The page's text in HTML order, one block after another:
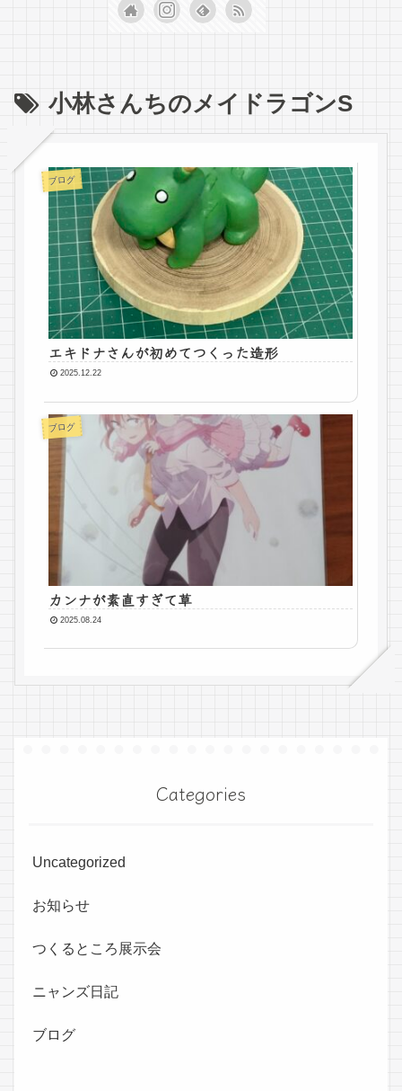
小林さんちのメイドラゴンS
ブログ
エキドナさんが初めてつくった造形
2025.12.22
ブログ
カンナが素直すぎて草
2025.08.24
Categories
Uncategorized
お知らせ
つくるところ展示会
ニャンズ日記
ブログ